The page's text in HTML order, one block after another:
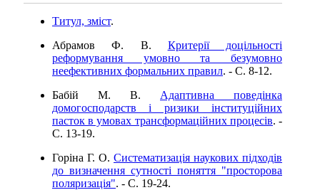
Титул, зміст.
Абрамов Ф. В. Критерії доцільності
реформування умовно та безумовно
неефективних формальних правил. - C. 8-12.
Бабій М. В. Адаптивна поведінка
домогосподарств і ризики інституційних
пасток в умовах трансформаційних процесів. -
C. 13-19.
Горіна Г. О. Систематизація наукових підходів
до визначення сутності поняття "просторова
поляризація". - C. 19-24.